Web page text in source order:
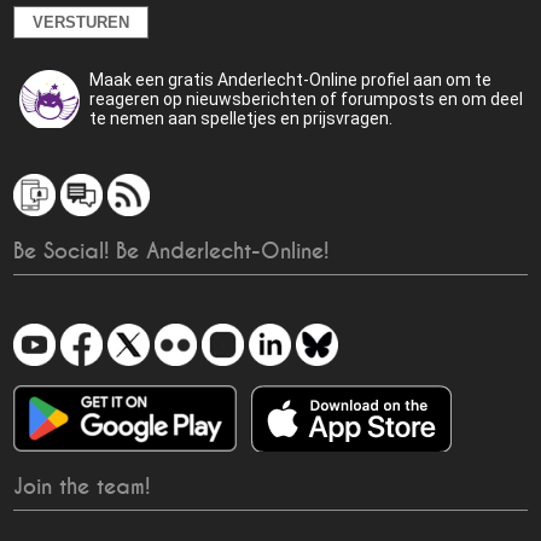
Maak een gratis Anderlecht-Online profiel aan om te
reageren op nieuwsberichten of forumposts en om deel
te nemen aan spelletjes en prijsvragen.
Be Social! Be Anderlecht-Online!
Join the team!